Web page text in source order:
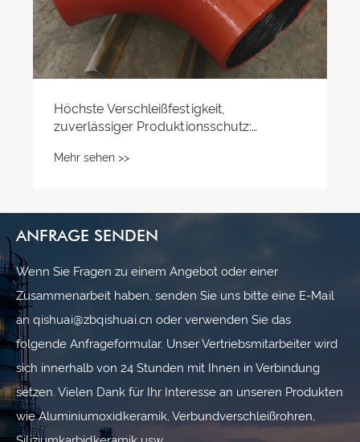
ANFRAGE SENDEN
Wenn Sie Fragen zu einem Angebot oder einer
Zusammenarbeit haben, senden Sie uns bitte eine E-Mail
an qishuai@zbqishuai.cn oder verwenden Sie das
folgende Anfrageformular. Unser Vertriebsmitarbeiter wird
sich innerhalb von 24 Stunden mit Ihnen in Verbindung
setzen. Vielen Dank für Ihr Interesse an unseren Produkten
wie Aluminiumoxidkeramik, Verbundverschleißrohren,